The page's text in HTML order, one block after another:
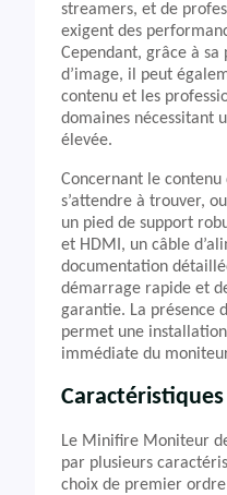
streamers, et de
exigent des
Cependant, grâce à
d’image, il peut
contenu et les
domaines nécessitant
élevée.
Concernant le
s’attendre à trouver,
un pied de support
et HDMI, un câble
documentation
démarrage rapide et
garantie. La présence
permet une
immédiate du
Caractéristiques
Le Minifire Moniteur
par plusieurs
choix de premier